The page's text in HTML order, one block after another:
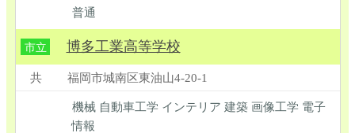
普通
市立 博多工業高等学校
共 福岡市城南区東油山4-20-1
機械 自動車工学 インテリア 建築 画像工学 電子
情報